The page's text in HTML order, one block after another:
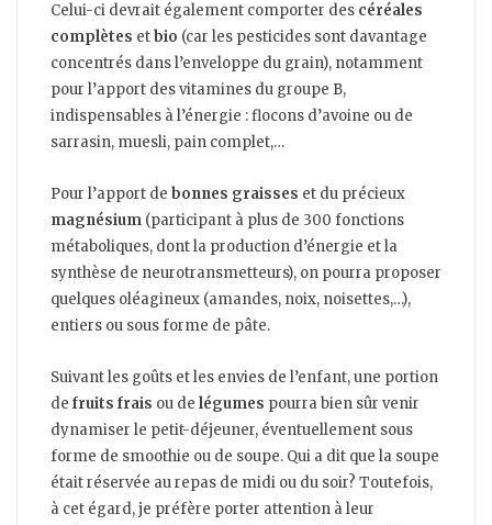
Celui-ci devrait également comporter des céréales
complètes et bio (car les pesticides sont davantage
concentrés dans l’enveloppe du grain), notamment
pour l’apport des vitamines du groupe B,
indispensables à l’énergie : flocons d’avoine ou de
sarrasin, muesli, pain complet,…
Pour l’apport de bonnes graisses et du précieux
magnésium (participant à plus de 300 fonctions
métaboliques, dont la production d’énergie et la
synthèse de neurotransmetteurs), on pourra proposer
quelques oléagineux (amandes, noix, noisettes,…),
entiers ou sous forme de pâte.
Suivant les goûts et les envies de l’enfant, une portion
de fruits frais ou de légumes pourra bien sûr venir
dynamiser le petit-déjeuner, éventuellement sous
forme de smoothie ou de soupe. Qui a dit que la soupe
était réservée au repas de midi ou du soir? Toutefois,
à cet égard, je préfère porter attention à leur